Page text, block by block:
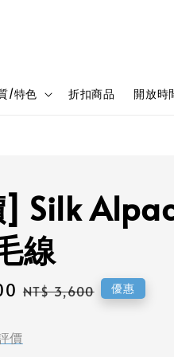
/特色 折扣商品 開放時
Silk
線
Regular
NT$ 3,600 優惠
價